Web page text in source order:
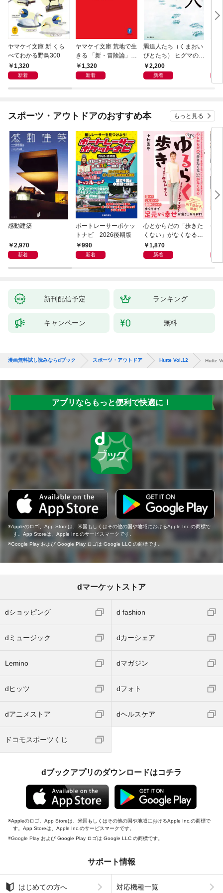
ヤマケイ文庫 新 くら
べてわかる野鳥300
1,320
新着
ヤマケイ文庫 荒地で生
きる 「新・冒険論」改
訂1,320
新着
羆追人たち（くまおい
びとたち） ヒグマの虜
になった10人
2,200
新着
スポーツ・アウトドアのおすすめ本 もっと見る
感動建築
2,970
新着
ボートレーサーポケッ
トナビ 2026後期版
990
新着
心とからだの「歩きた
くない」がなくなる
らせん流 ゆるらく歩
き
1,870
新着
剣
新刊配信予定 ランキング
キャンペーン 無料
漫画無料試し読みならdブック スポーツ・アウトドア Hutte Vol.12 Hutte
アプリならもっと便利で快適に！
Appleのロゴ、App Storeは、米国もしくはその他の国や地域におけるApple Inc.の商標で
す。App Storeは、Apple Inc.のサービスマークです。
Google Play および Google Play ロゴは Google LLC の商標です。
dマーケットストア
dショッピング d fashion
dミュージック dカーシェア
Lemino dマガジン
dヒッツ dフォト
dアニメストア dヘルスケア
ドコモスポーツくじ
dブックアプリのダウンロードはコチラ
Appleのロゴ、App Storeは、米国もしくはその他の国や地域におけるApple Inc.の商標で
す。App Storeは、Apple Inc.のサービスマークです。
Google Play および Google Play ロゴは Google LLC の商標です。
サポート情報
はじめての方へ 対応機種一覧